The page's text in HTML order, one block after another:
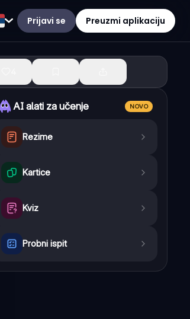
Prijavi se Preuzmi aplikaciju
AI alati za učenje NOVO
Rezime
Kartice
Kviz
Probni ispit